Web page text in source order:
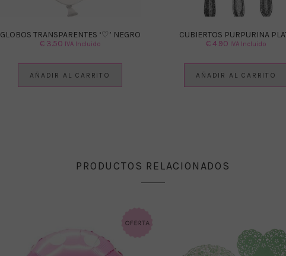
GLOBOS TRANSPARENTES ‘♡’ NEGRO
€3.50 IVA Incluido
AÑADIR AL CARRITO
CUBIERTOS PURPURINA
€4.90 IVA Incluido
AÑADIR AL CARRITO
PRODUCTOS RELACIONADOS